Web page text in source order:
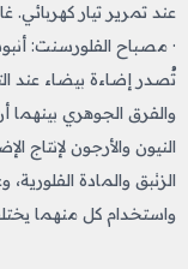
عند تمرير تيار كهربائي.
· مصباح الفلورسنت:
تُصدر إضاءة بيضاء عند
والفرق الجوهري بينهما
النيون والأرجون لإنتاج
الزئبق والمادة
واستخدام كل منهما